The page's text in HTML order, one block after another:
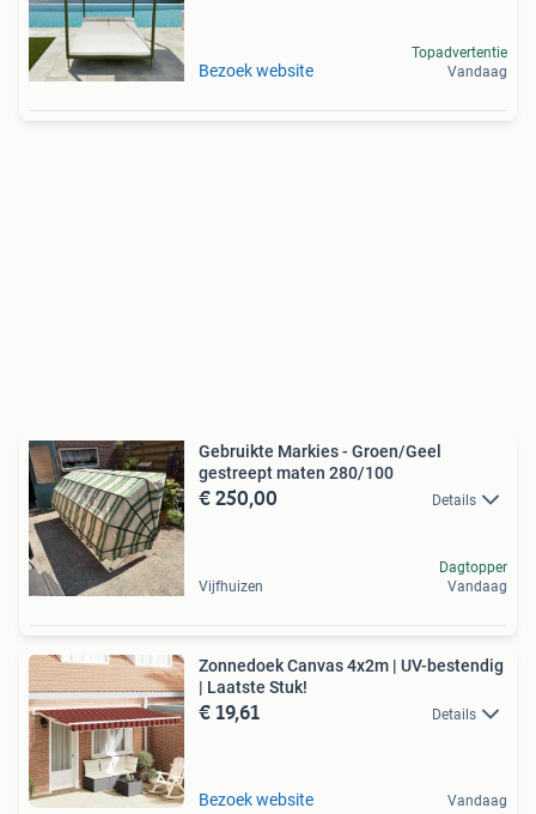
Bezoek website
Topadvertentie
Vandaag
Gebruikte Markies - Groen/Geel
gestreept maten 280/100
€ 250,00 Details
Vijfhuizen
Dagtopper
Vandaag
Zonnedoek Canvas 4x2m | UV-bestendig
| Laatste Stuk!
€ 19,61 Details
Bezoek website Vandaag